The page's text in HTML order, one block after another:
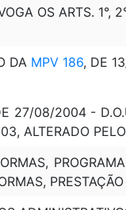
OS ARTS. 1°,
DA MPV 186, DE
27/08/2004 -
ALTERADO